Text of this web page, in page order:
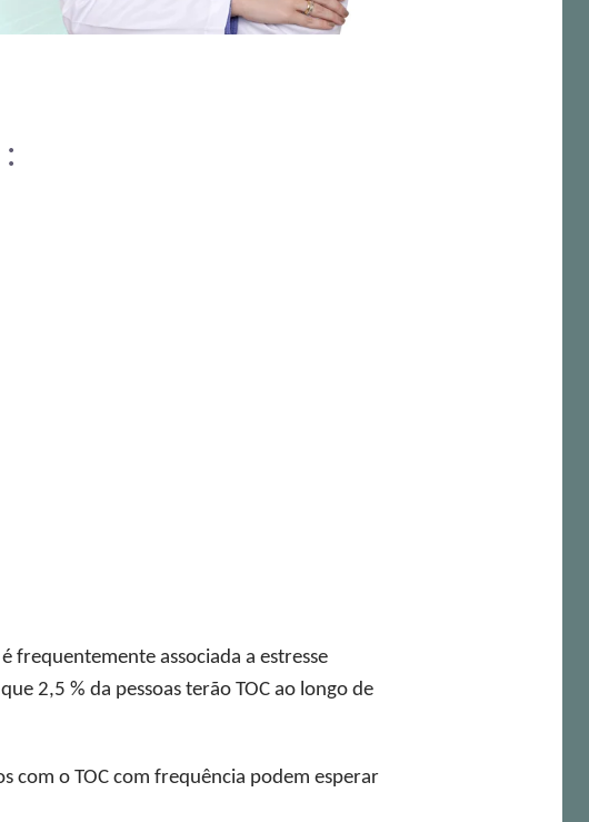
frequentemente associada a estresse
2,5 % da pessoas terão TOC ao longo de
com o TOC com frequência podem esperar